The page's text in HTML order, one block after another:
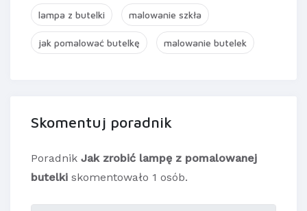
lampa z butelki malowanie szkła
jak pomalować butelkę malowanie butelek
Skomentuj poradnik
Poradnik Jak zrobić lampę z pomalowanej
butelki skomentowało 1 osób.